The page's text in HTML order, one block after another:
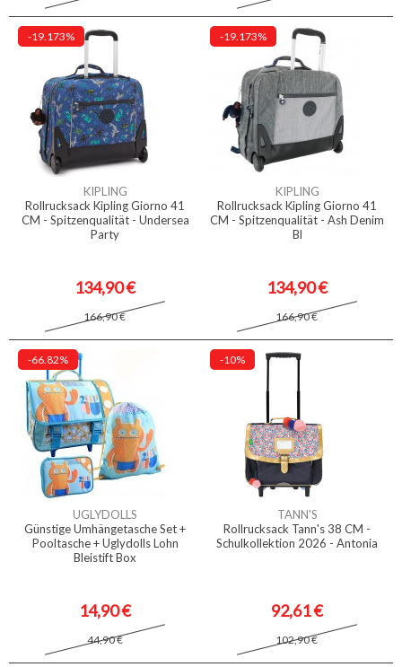
-19.173%
KIPLING
Rollrucksack Kipling Giorno 41
CM - Spitzenqualität - Undersea
Party
134,90 €
166,90 €
-19.173%
KIPLING
Rollrucksack Kipling Giorno 41
CM - Spitzenqualität - Ash Denim
Bl
134,90 €
166,90 €
-66.82%
UGLYDOLLS
Günstige Umhängetasche Set +
Pooltasche + Uglydolls Lohn
Bleistift Box
14,90 €
44,90 €
-10%
TANN'S
Rollrucksack Tann's 38 CM -
Schulkollektion 2026 - Antonia
92,61 €
102,90 €